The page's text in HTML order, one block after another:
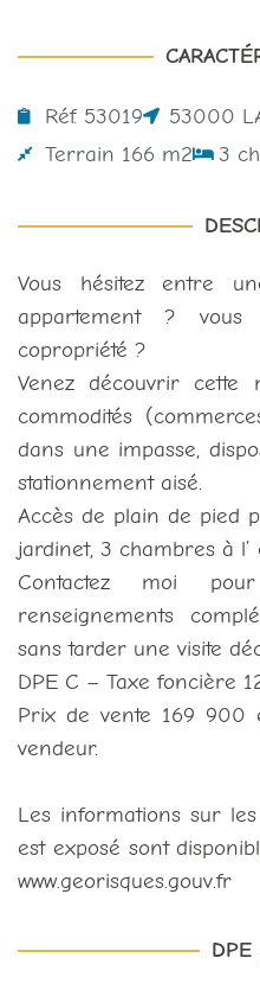
Réf. 53019 53000
Terrain 166 m2
3
Vous hésitez entre
appartement ?
copropriété ?
Venez découvrir cette
commodités
dans une impasse,
stationnement aisé.
Accès de plain de pied
jardinet, 3 chambres à l’
Contactez moi
renseignements
sans tarder une visite
DPE C – Taxe foncière
Prix de vente 169 900
vendeur.
Les informations sur
est exposé sont
www.georisques.gouv.fr